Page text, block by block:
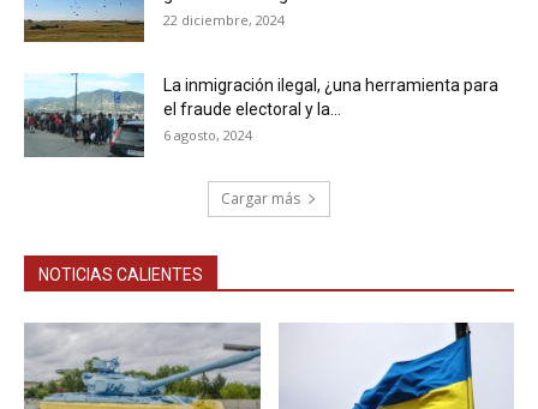
22 diciembre, 2024
La inmigración ilegal, ¿una herramienta para
el fraude electoral y la...
6 agosto, 2024
Cargar más
NOTICIAS CALIENTES